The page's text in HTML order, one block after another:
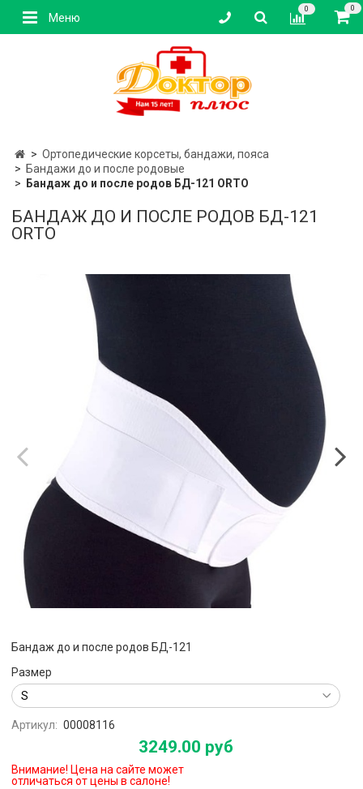
Меню
0 0
Ортопедические корсеты, бандажи, пояса
Бандажи до и после родовые
Бандаж до и после родов БД-121 ОRТО
БАНДАЖ ДО И ПОСЛЕ РОДОВ БД-121
ОRТО
Бандаж до и после родов БД-121
Размер
Артикул: 00008116
3249.00 руб
Внимание! Цена на сайте может
отличаться от цены в салоне!